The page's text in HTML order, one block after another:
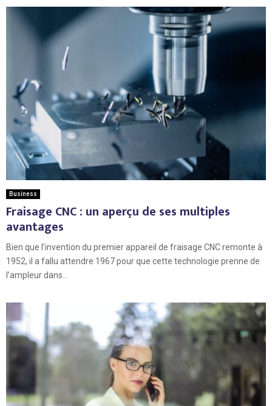
Business
Fraisage CNC : un aperçu de ses multiples
avantages
Bien que l’invention du premier appareil de fraisage CNC remonte à
1952, il a fallu attendre 1967 pour que cette technologie prenne de
l’ampleur dans...